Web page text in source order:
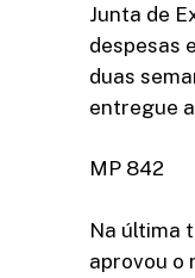
Junta de
despesas
duas
entregue
MP 842
Na última
aprovou o